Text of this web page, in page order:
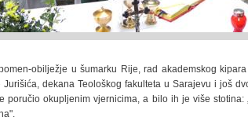
obilježje u šumarku Rije, rad akademskog
Jurišića, dekana Teološkog fakulteta u Sarajevu i još
poručio okupljenim vjernicima, a bilo ih je više